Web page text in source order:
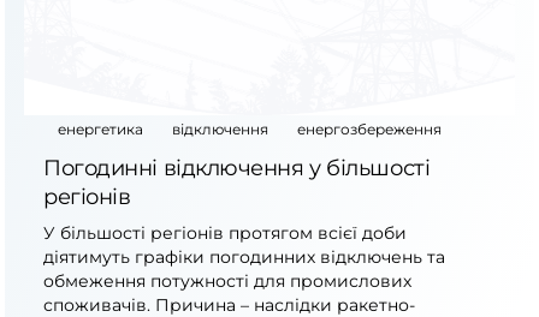
енергетика відключення енергозбереження
Погодинні відключення у більшості
регіонів
У більшості регіонів протягом всієї доби
діятимуть графіки погодинних відключень та
обмеження потужності для промислових
споживачів. Причина – наслідки ракетно-